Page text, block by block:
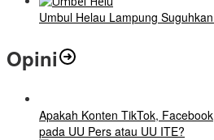
Umbul Helau Lampung
Opini
Apakah Konten TikTok,
pada UU Pers atau UU ITE?